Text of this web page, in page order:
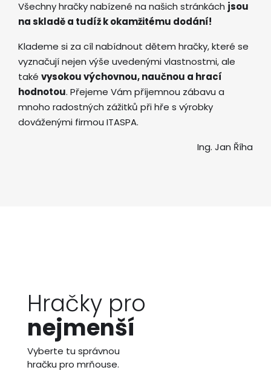
Všechny hračky nabízené na našich stránkách jsou
na skladě a tudíž k okamžitému dodání!
Klademe si za cíl nabídnout dětem hračky, které se
vyznačují nejen výše uvedenými vlastnostmi, ale
také vysokou výchovnou, naučnou a hrací
hodnotou. Přejeme Vám příjemnou zábavu a
mnoho radostných zážitků při hře s výrobky
dováženými firmou ITASPA.
Ing. Jan Říha
Hračky pro
nejmenší
Vyberte tu správnou
hračku pro mrňouse.